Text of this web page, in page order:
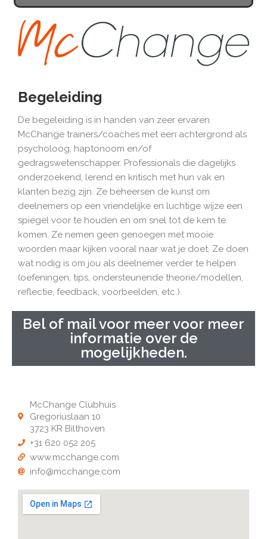
Begeleiding
De begeleiding is in handen van zeer ervaren
McChange trainers/coaches met een achtergrond als
psycholoog, haptonoom en/of
gedragswetenschapper. Professionals die dagelijks
onderzoekend, lerend en kritisch met hun vak en
klanten bezig zijn. Ze beheersen de kunst om
deelnemers op een vriendelijke en luchtige wijze een
spiegel voor te houden en om snel tot de kern te
komen. Ze nemen geen genoegen met mooie
woorden maar kijken vooral naar wat je doet. Ze doen
wat nodig is om jou als deelnemer verder te helpen
(oefeningen, tips, ondersteunende theorie/modellen,
reflectie, feedback, voorbeelden, etc.).
Bel of mail voor meer voor meer
informatie over de
mogelijkheden.
McChange Clubhuis
Gregoriuslaan 10
3723 KR Bilthoven
+31 620 052 205
www.mcchange.com
info@mcchange.com